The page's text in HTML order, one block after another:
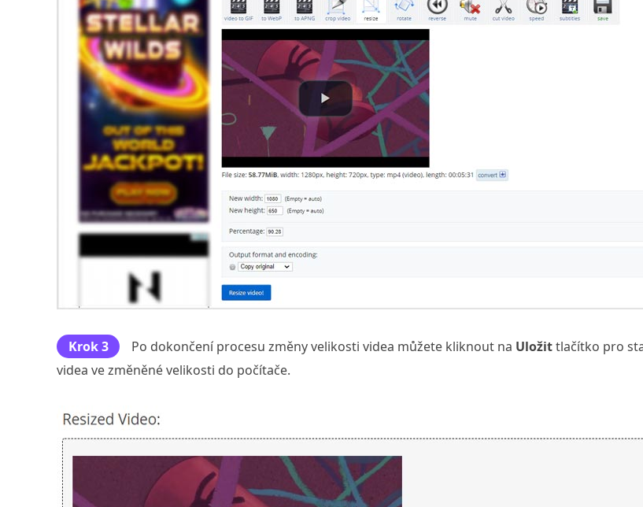
Krok 3 Po dokončení procesu změny velikosti videa můžete kliknout na Uložittlačítko pro
videa ve změněné velikosti do počítače.